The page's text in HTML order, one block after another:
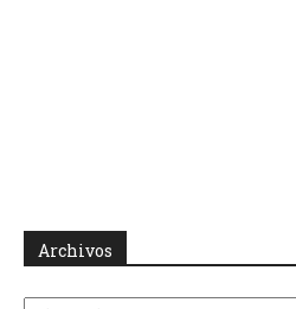
Archivos
Archivos